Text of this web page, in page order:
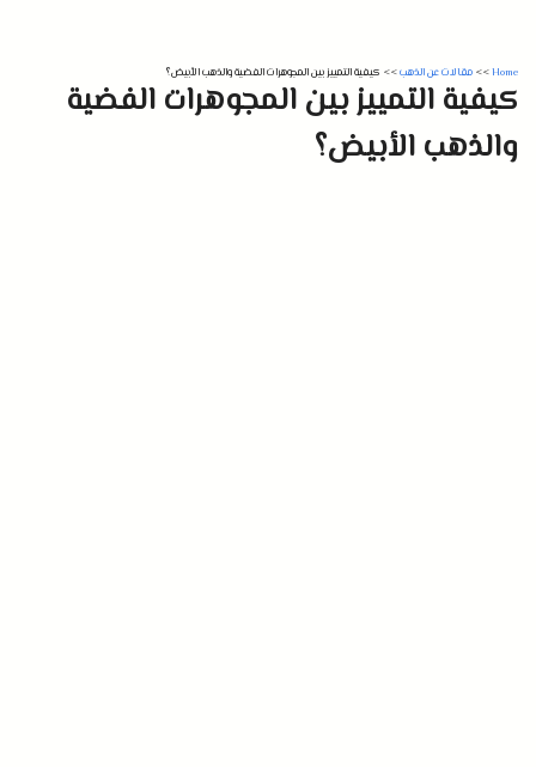
Home
>> مقالات عن الذهب>> كيفية التمييز بين المجوهرات الفضية والذهب الأبيض؟
كيفية التمييز بين المجوهرات الفضية
والذهب الأبيض؟